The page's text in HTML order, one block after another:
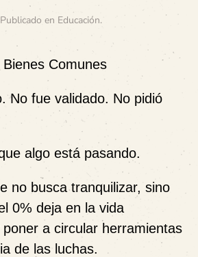
en Educación.
Comunes
No fue validado. No pidió
algo está pasando.
no busca tranquilizar, sino
0% deja en la vida
a circular herramientas
de las luchas.